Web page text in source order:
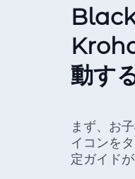
動す
まず、お
イコンを
定ガイド